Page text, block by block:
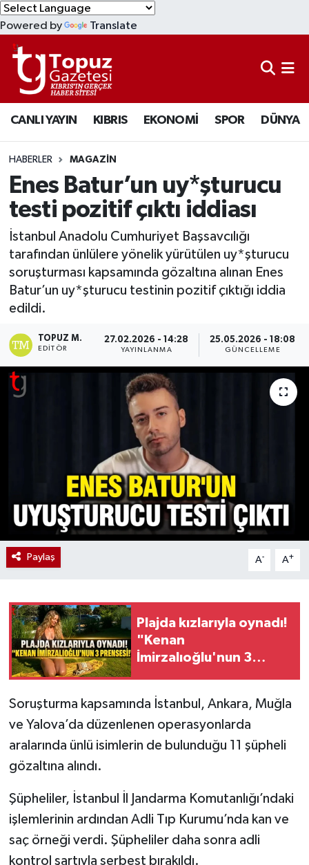
Powered by Translate
CANLI YAYIN KIBRIS EKONOMİ SPOR DÜNYA
HABERLER MAGAZİN
Enes Batur’un uy*şturucu
testi pozitif çıktı iddiası
İstanbul Anadolu Cumhuriyet Başsavcılığı
tarafından ünlülere yönelik yürütülen uy*şturucu
soruşturması kapsamında gözaltına alınan Enes
Batur’un uy*şturucu testinin pozitif çıktığı iddia
edildi.
TOPUZ M.
EDITÖR
27.02.2026 - 14:28
YAYINLANMA
25.05.2026 - 18:08
GÜNCELLEME
Paylaş A- A+
Plajda kızlarıyla oynadı!
"Kenan
İmirzalıoğlu'nun 3
Soruşturma kapsamında İstanbul, Ankara, Muğla
ve Yalova’da düzenlenen operasyonlarda
aralarında ünlü isimlerin de bulunduğu 11 şüpheli
gözaltına alındı.
Şüpheliler, İstanbul İl Jandarma Komutanlığı’ndaki
işlemlerinin ardından Adli Tıp Kurumu’nda kan ve
saç örneği verdi. Şüpheliler daha sonra adli
kontrol şartıyla serbest bırakıldı.
KIBRIS
DÜNYA
EKONOMİ
MAGAZİN
SAĞLIK
SPOR
TÜRKİYE
Lefkoşa Nöbetçi Eczaneler
Lefkoşa Hava Durumu
Lefkoşa Trafik Yoğunluk Haritası
Süper Lig Puan Durumu ve Fikstür
Tüm Manşetler
Son Dakika Haberleri